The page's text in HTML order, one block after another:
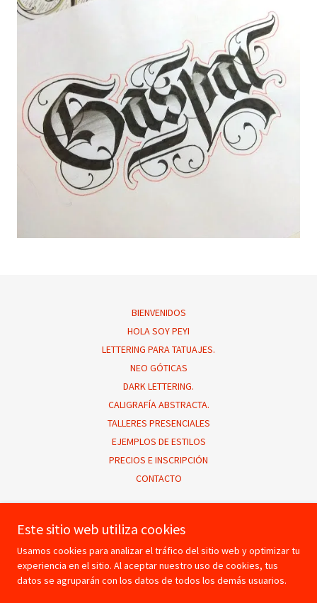
BIENVENIDOS
HOLA SOY PEYI
LETTERING PARA TATUAJES.
NEO GÓTICAS
DARK LETTERING.
CALIGRAFÍA ABSTRACTA.
TALLERES PRESENCIALES
EJEMPLOS DE ESTILOS
PRECIOS E INSCRIPCIÓN
CONTACTO
Peyi / Lettering y Caligrafía
Copyright © 2026 Peyi / Lettering y Caligrafía - Todos los derechos
reservados.
Este sitio web utiliza cookies
Usamos cookies para analizar el tráfico del sitio web y optimizar tu
experiencia en el sitio. Al aceptar nuestro uso de cookies, tus
datos se agruparán con los datos de todos los demás usuarios.